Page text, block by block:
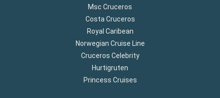
Msc Cruceros
Costa Cruceros
Royal Caribean
Norwegian Cruise Line
Cruceros Celebrity
Hurtigruten
Princess Cruises